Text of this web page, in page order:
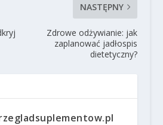
NASTĘPNY
Zdrowe odżywianie: jak
zaplanować jadłospis
dietetyczny?